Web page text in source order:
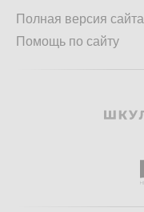
Полная версия сайта
Помощь по сайту